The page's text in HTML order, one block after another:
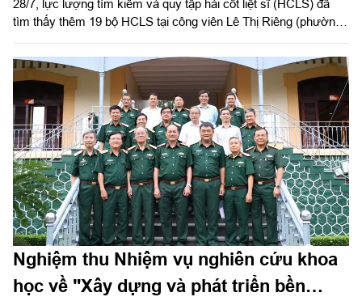
28/7, lực lượng tìm kiếm và quy tập hài cốt liệt sĩ (HCLS) đã
tìm thấy thêm 19 bộ HCLS tại công viên Lê Thị Riêng (phường
Nghiệm thu Nhiệm vụ nghiên cứu khoa
học về "Xây dựng và phát triển bền